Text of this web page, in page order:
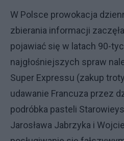
W Polsce prowokacja
zbierania informacji
pojawiać się w latach 90-
najgłośniejszych spraw
Super Expressu (zakup
udawanie Francuza przez
podróbka pasteli
Jarosława Jabrzyka i